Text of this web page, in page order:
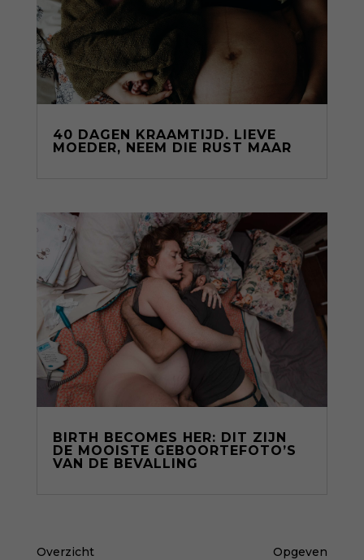
40 DAGEN KRAAMTIJD. LIEVE
MOEDER, NEEM DIE RUST MAAR
BIRTH BECOMES HER: DIT ZIJN
DE MOOISTE GEBOORTEFOTO’S
VAN DE BEVALLING
Overzicht Opgeven